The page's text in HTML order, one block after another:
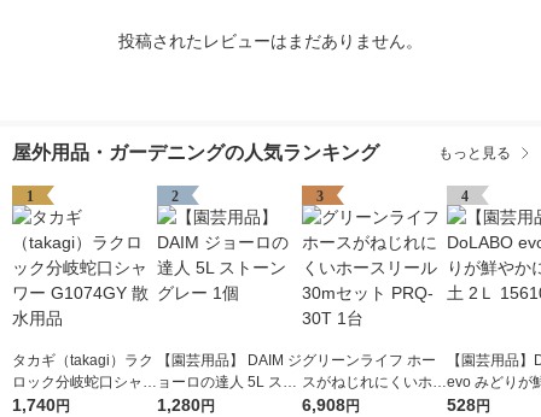
投稿されたレビューはまだありません。
屋外用品・ガーデニングの人気ランキング もっと見る
1
タカギ（takagi）ラク
ロック分岐蛇口シャワ
ー G1074GY 散水用品
1,740円
2
【園芸用品】 DAIM ジ
ョーロの達人 5L スト
ーングレー 1個
1,280円
3
グリーンライフ ホー
スがねじれにくいホー
スリール30mセット P
6,908円
4
【園芸用品
evo みどりが
なる土 2Ｌ
528円